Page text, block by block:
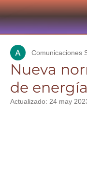
Nueva
de
Comunicaciones
Actualizado: 24 may